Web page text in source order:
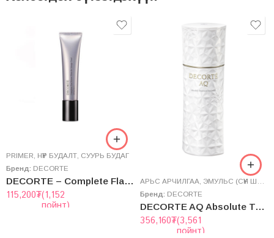
PRIMER НҮҮР БУДАЛТ СУУРЬ БУДАГ
Бренд: DECORTE
DECORTE – Complete Flat Primer
115,200₮(1,152
пойнт)
AРЬС АРЧИЛГАА
ЭМУЛЬС (СҮҮН ШИНГЭН)
Бренд: DECORTE
DECORTE AQ Absolute Treatment Emulsion 200mL
356,160₮(3,561
пойнт)